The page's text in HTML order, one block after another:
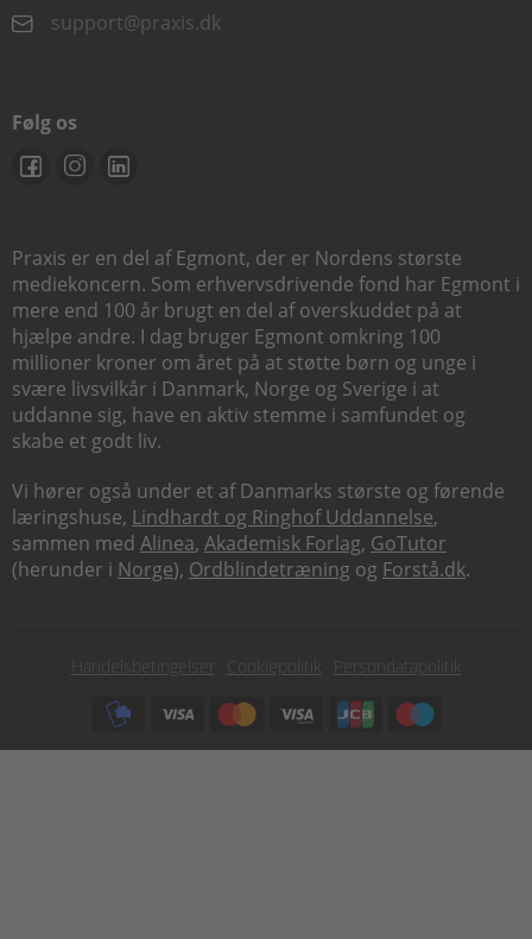
support@praxis.dk
Følg os
Praxis er en del af Egmont, der er Nordens største
mediekoncern. Som erhvervsdrivende fond har Egmont i
mere end 100 år brugt en del af overskuddet på at
hjælpe andre. I dag bruger Egmont omkring 100
millioner kroner om året på at støtte børn og unge i
svære livsvilkår i Danmark, Norge og Sverige i at
uddanne sig, have en aktiv stemme i samfundet og
skabe et godt liv.
Vi hører også under et af Danmarks største og førende
læringshuse, Lindhardt og Ringhof Uddannelse,
sammen med Alinea, Akademisk Forlag, GoTutor
(herunder i Norge), Ordblindetræning og Forstå.dk.
Subfooter
Handelsbetingelser Cookiepolitik
Persondatapolitik
Subfooter
payment
options